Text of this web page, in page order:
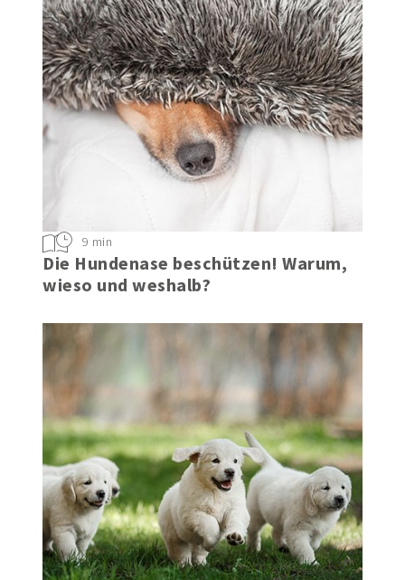
Die Hundenase beschützen! Warum,
wieso und weshalb?
9 min